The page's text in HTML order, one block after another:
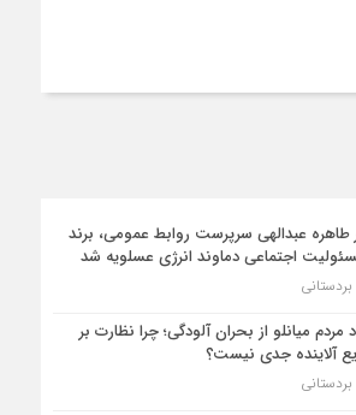
طاهره عبدالهی سرپرست روابط عمومی، برند
اجتماعی دماوند انرژی عسلویه شد
مردم میانلو از بحران آلودگی؛ چرا نظارت بر
آلاینده جدی نیست؟